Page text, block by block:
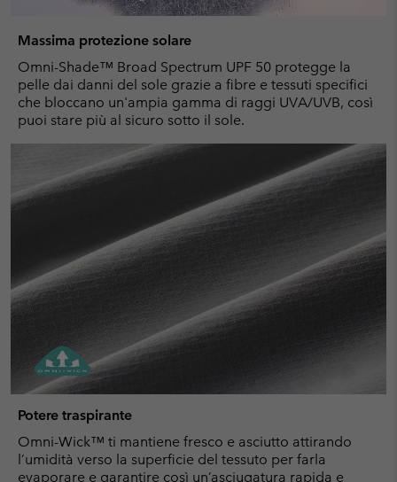
Massima protezione solare
Omni-Shade™ Broad Spectrum UPF 50 protegge la
pelle dai danni del sole grazie a fibre e tessuti specifici
che bloccano un'ampia gamma di raggi UVA/UVB, così
puoi stare più al sicuro sotto il sole.
Potere traspirante
Omni-Wick™ ti mantiene fresco e asciutto attirando
l’umidità verso la superficie del tessuto per farla
evaporare e garantire così un’asciugatura rapida e